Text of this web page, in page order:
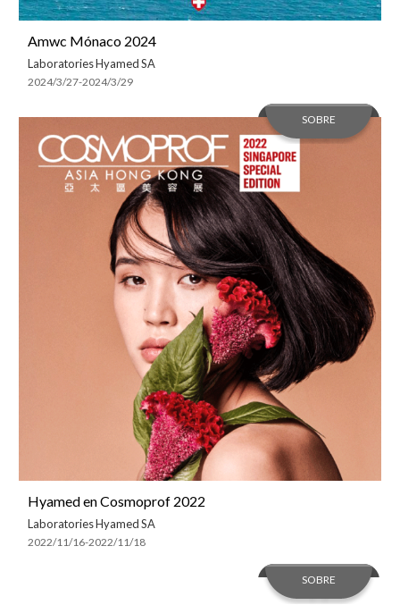
Amwc Mónaco 2024
Laboratories Hyamed SA
2024/3/27-2024/3/29
Hyamed en Cosmoprof 2022
Laboratories Hyamed SA
SOBRE
2022/11/16-2022/11/18
SOBRE